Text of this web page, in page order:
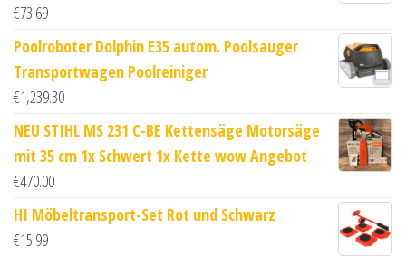
€73.69
Poolroboter Dolphin E35 autom. Poolsauger
Transportwagen Poolreiniger
€1,239.30
NEU STIHL MS 231 C-BE Kettensäge Motorsäge
mit 35 cm 1x Schwert 1x Kette wow Angebot
€470.00
HI Möbeltransport-Set Rot und Schwarz
€15.99